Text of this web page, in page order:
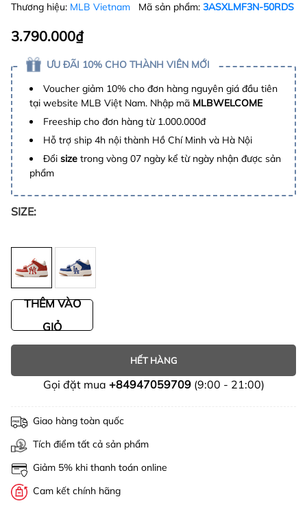
Thương hiệu: MLB Vietnam Mã sản phẩm: 3ASXLMF3N-50RDS
3.790.000₫
ƯU ĐÃI 10% CHO THÀNH VIÊN MỚI
Voucher giảm 10% cho đơn hàng nguyên giá đầu tiên
tại website MLB Việt Nam. Nhập mã MLBWELCOME
Freeship cho đơn hàng từ 1.000.000đ
Hỗ trợ ship 4h nội thành Hồ Chí Minh và Hà Nội
Đổi size trong vòng 07 ngày kể từ ngày nhận được sản
phẩm
SIZE:
THÊM VÀO
GIỎ
HẾT HÀNG
Gọi đặt mua +84947059709(9:00 - 21:00)
Giao hàng toàn quốc
Tích điểm tất cả sản phẩm
Giảm 5% khi thanh toán online
Cam kết chính hãng